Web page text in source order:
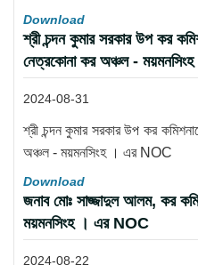
Download
শ্রী চন্দন কুমার সরকার উপ কর
নেত্রকোনা কর অঞ্চল -
2024-08-31
শ্রী চন্দন কুমার সরকার উপ কর
অঞ্চল - ময়মনসিংহ । এর NOC
Download
জনাব মোঃ সাজ্জাদুল আলম, কর
ময়মনসিংহ । এর NOC
2024-08-22